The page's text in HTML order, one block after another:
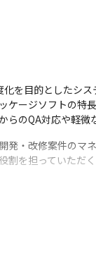
を目的としたシ
ージソフトの特
のQA対応や軽微
・改修案件のマネ
を担っていただ
キルやご経験に
た後は、中心メン
にご相談ください